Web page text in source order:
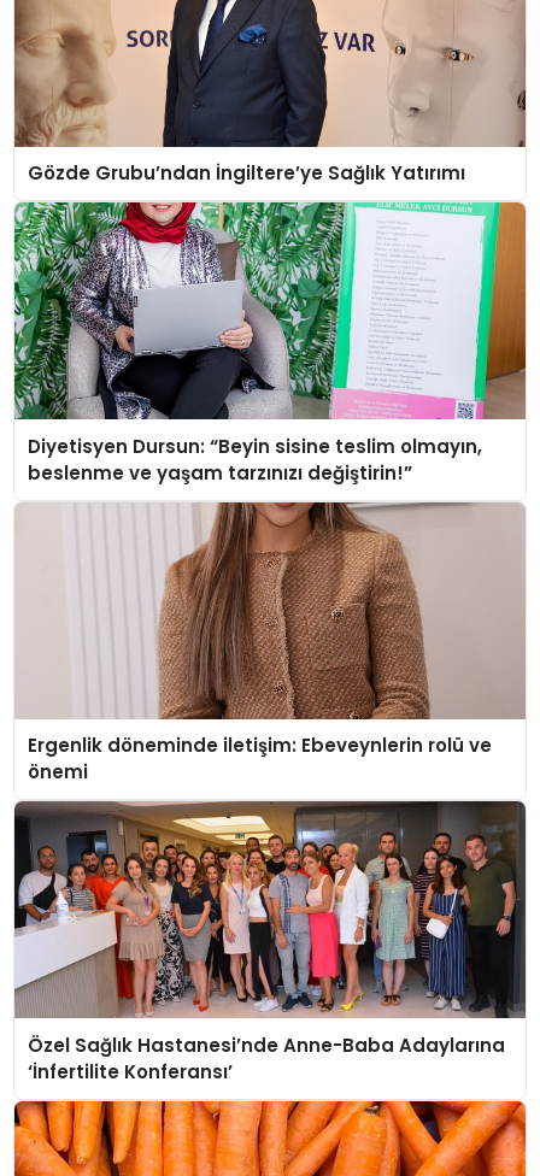
Gözde Grubu’ndan İngiltere’ye Sağlık Yatırımı
Diyetisyen Dursun: “Beyin sisine teslim olmayın,
beslenme ve yaşam tarzınızı değiştirin!”
Ergenlik döneminde iletişim: Ebeveynlerin rolü ve
önemi
Özel Sağlık Hastanesi’nde Anne-Baba Adaylarına
‘İnfertilite Konferansı’